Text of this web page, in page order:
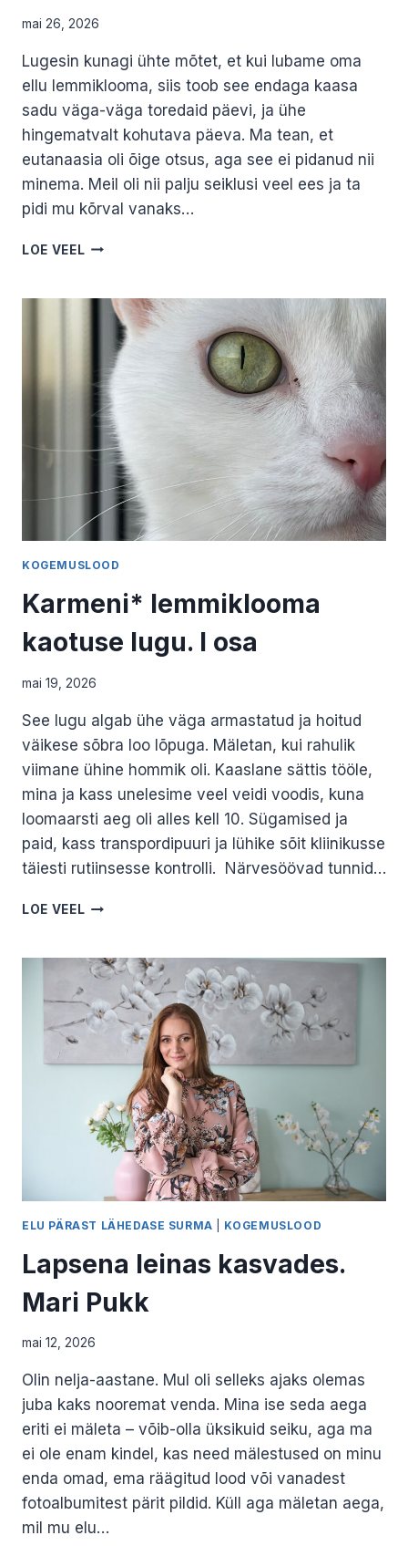
mai 26, 2026
Lugesin kunagi ühte mõtet, et kui lubame oma
ellu lemmiklooma, siis toob see endaga kaasa
sadu väga-väga toredaid päevi, ja ühe
hingematvalt kohutava päeva. Ma tean, et
eutanaasia oli õige otsus, aga see ei pidanud nii
minema. Meil oli nii palju seiklusi veel ees ja ta
pidi mu kõrval vanaks…
LOE VEEL KARMENI*
LUGU.
KOGEMUSLOOD
Karmeni* lemmiklooma
kaotuse lugu. I osa
mai 19, 2026
See lugu algab ühe väga armastatud ja hoitud
väikese sõbra loo lõpuga. Mäletan, kui rahulik
viimane ühine hommik oli. Kaaslane sättis tööle,
mina ja kass unelesime veel veidi voodis, kuna
loomaarsti aeg oli alles kell 10. Sügamised ja
paid, kass transpordipuuri ja lühike sõit kliinikusse
täiesti rutiinsesse kontrolli. Närvesöövad tunnid…
LOE VEEL KARMENI*
LUGU.
OSA
ELU PÄRAST LÄHEDASE SURMA KOGEMUSLOOD
Lapsena leinas kasvades.
Mari Pukk
mai 12, 2026
Olin nelja-aastane. Mul oli selleks ajaks olemas
juba kaks nooremat venda. Mina ise seda aega
eriti ei mäleta – võib-olla üksikuid seiku, aga ma
ei ole enam kindel, kas need mälestused on minu
enda omad, ema räägitud lood või vanadest
fotoalbumitest pärit pildid. Küll aga mäletan aega,
mil mu elu…